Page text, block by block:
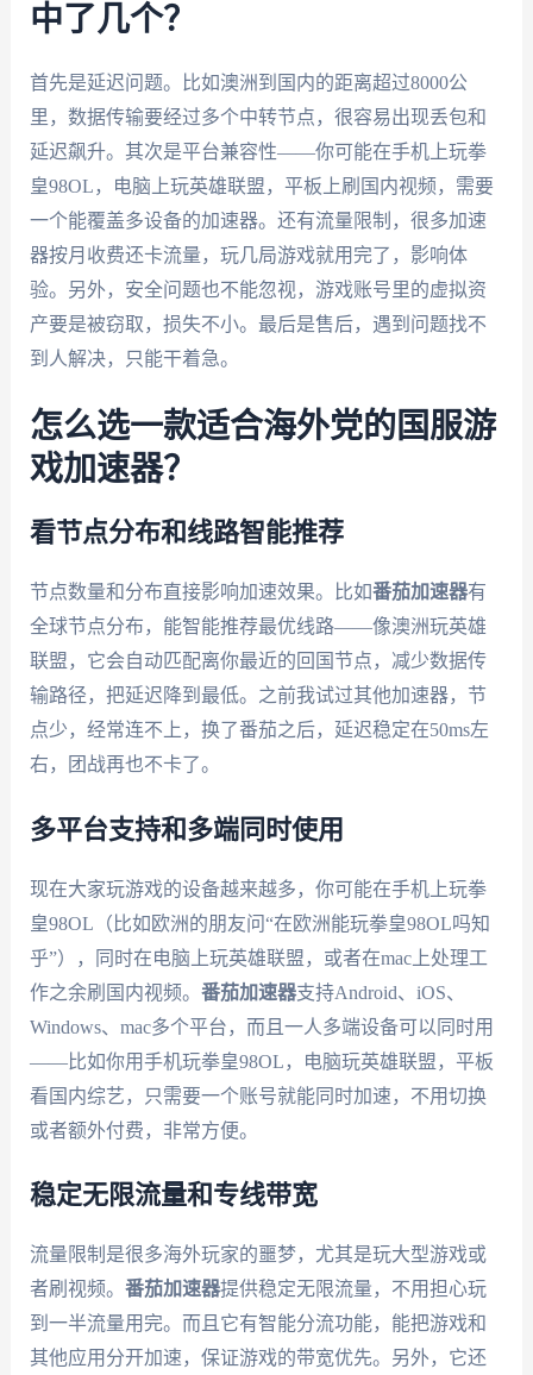
中了几个？
首先是延迟问题。比如澳洲到国内的距离超过8000公
里，数据传输要经过多个中转节点，很容易出现丢包和
延迟飙升。其次是平台兼容性——你可能在手机上玩拳
皇98OL，电脑上玩英雄联盟，平板上刷国内视频，需要
一个能覆盖多设备的加速器。还有流量限制，很多加速
器按月收费还卡流量，玩几局游戏就用完了，影响体
验。另外，安全问题也不能忽视，游戏账号里的虚拟资
产要是被窃取，损失不小。最后是售后，遇到问题找不
到人解决，只能干着急。
怎么选一款适合海外党的国服游
戏加速器？
看节点分布和线路智能推荐
节点数量和分布直接影响加速效果。比如番茄加速器有
全球节点分布，能智能推荐最优线路——像澳洲玩英雄
联盟，它会自动匹配离你最近的回国节点，减少数据传
输路径，把延迟降到最低。之前我试过其他加速器，节
点少，经常连不上，换了番茄之后，延迟稳定在50ms左
右，团战再也不卡了。
多平台支持和多端同时使用
现在大家玩游戏的设备越来越多，你可能在手机上玩拳
皇98OL（比如欧洲的朋友问“在欧洲能玩拳皇98OL吗知
乎”），同时在电脑上玩英雄联盟，或者在mac上处理工
作之余刷国内视频。 番茄加速器支持Android、iOS、
Windows、mac多个平台，而且一人多端设备可以同时用
——比如你用手机玩拳皇98OL，电脑玩英雄联盟，平板
看国内综艺，只需要一个账号就能同时加速，不用切换
或者额外付费，非常方便。
稳定无限流量和专线带宽
流量限制是很多海外玩家的噩梦，尤其是玩大型游戏或
者刷视频。 番茄加速器提供稳定无限流量，不用担心玩
到一半流量用完。而且它有智能分流功能，能把游戏和
其他应用分开加速，保证游戏的带宽优先。另外，它还